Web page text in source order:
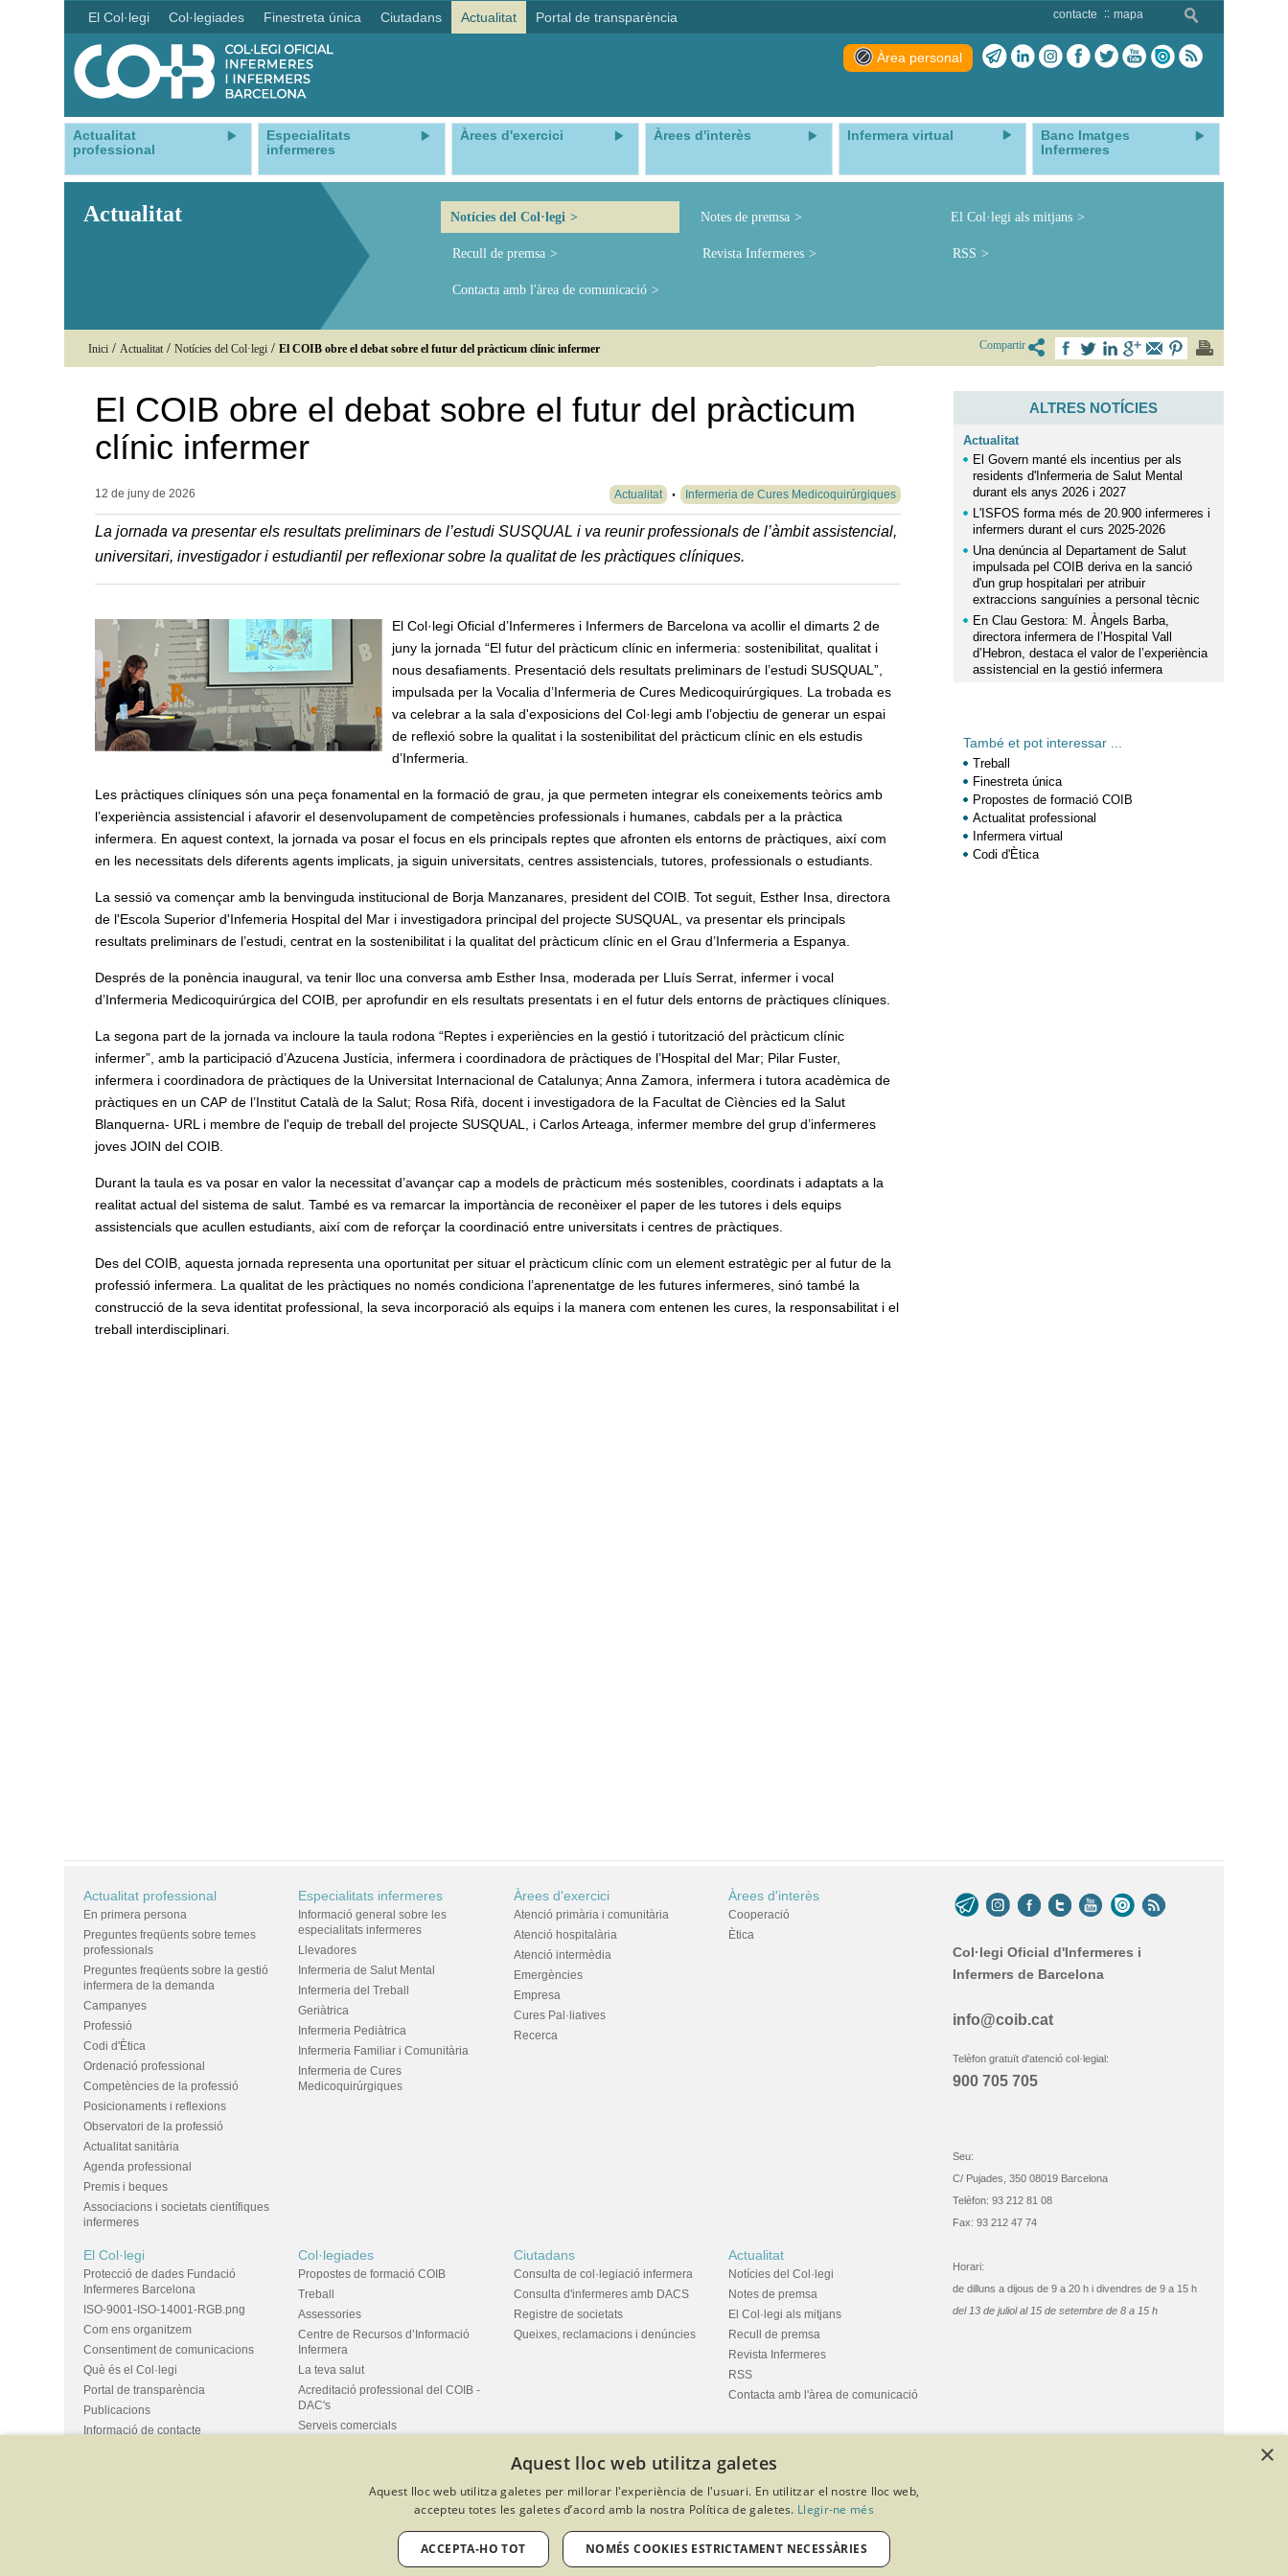
El Col·legi Col·legiades Finestreta única Ciutadans Actualitat Portal de transparència contacte mapa
Àrea personal
Actualitat
professional
Especialitats
infermeres
Àrees d'exercici Àrees d'interès Infermera virtual
Banc Imatges
Infermeres
Actualitat Notícies del Col·legi Notes de premsa El Col·legi als mitjans
Recull de premsa Revista Infermeres RSS
Contacta amb l'àrea de comunicació
Inici / Actualitat / Notícies del Col·legi / El COIB obre el debat sobre el futur del pràcticum clínic infermer Compartir
El COIB obre el debat sobre el futur del pràcticum
clínic infermer
12 de juny de 2026 Actualitat Infermeria de Cures Medicoquirúrgiques
La jornada va presentar els resultats preliminars de l’estudi SUSQUAL i va reunir professionals de l’àmbit assistencial,
universitari, investigador i estudiantil per reflexionar sobre la qualitat de les pràctiques clíniques.
El Col·legi Oficial d’Infermeres i Infermers de Barcelona va acollir el dimarts 2 de
juny la jornada “El futur del pràcticum clínic en infermeria: sostenibilitat, qualitat i
nous desafiaments. Presentació dels resultats preliminars de l’estudi SUSQUAL”,
impulsada per la Vocalia d’Infermeria de Cures Medicoquirúrgiques. La trobada es
va celebrar a la sala d'exposicions del Col·legi amb l’objectiu de generar un espai
de reflexió sobre la qualitat i la sostenibilitat del pràcticum clínic en els estudis
d’Infermeria.
Les pràctiques clíniques són una peça fonamental en la formació de grau, ja que permeten integrar els coneixements teòrics amb
l’experiència assistencial i afavorir el desenvolupament de competències professionals i humanes, cabdals per a la pràctica
infermera. En aquest context, la jornada va posar el focus en els principals reptes que afronten els entorns de pràctiques, així com
en les necessitats dels diferents agents implicats, ja siguin universitats, centres assistencials, tutores, professionals o estudiants.
La sessió va començar amb la benvinguda institucional de Borja Manzanares, president del COIB. Tot seguit, Esther Insa, directora
de l'Escola Superior d'Infemeria Hospital del Mar i investigadora principal del projecte SUSQUAL, va presentar els principals
resultats preliminars de l’estudi, centrat en la sostenibilitat i la qualitat del pràcticum clínic en el Grau d’Infermeria a Espanya.
Després de la ponència inaugural, va tenir lloc una conversa amb Esther Insa, moderada per Lluís Serrat, infermer i vocal
d’Infermeria Medicoquirúrgica del COIB, per aprofundir en els resultats presentats i en el futur dels entorns de pràctiques clíniques.
La segona part de la jornada va incloure la taula rodona “Reptes i experiències en la gestió i tutorització del pràcticum clínic
infermer”, amb la participació d’Azucena Justícia, infermera i coordinadora de pràctiques de l’Hospital del Mar; Pilar Fuster,
infermera i coordinadora de pràctiques de la Universitat Internacional de Catalunya; Anna Zamora, infermera i tutora acadèmica de
pràctiques en un CAP de l’Institut Català de la Salut; Rosa Rifà, docent i investigadora de la Facultat de Cìències ed la Salut
Blanquerna- URL i membre de l'equip de treball del projecte SUSQUAL, i Carlos Arteaga, infermer membre del grup d’infermeres
joves JOIN del COIB.
Durant la taula es va posar en valor la necessitat d’avançar cap a models de pràcticum més sostenibles, coordinats i adaptats a la
realitat actual del sistema de salut. També es va remarcar la importància de reconèixer el paper de les tutores i dels equips
assistencials que acullen estudiants, així com de reforçar la coordinació entre universitats i centres de pràctiques.
Des del COIB, aquesta jornada representa una oportunitat per situar el pràcticum clínic com un element estratègic per al futur de la
professió infermera. La qualitat de les pràctiques no només condiciona l’aprenentatge de les futures infermeres, sinó també la
construcció de la seva identitat professional, la seva incorporació als equips i la manera com entenen les cures, la responsabilitat i el
treball interdisciplinari.
ALTRES NOTÍCIES
Actualitat
El Govern manté els incentius per als
residents d'Infermeria de Salut Mental
durant els anys 2026 i 2027
L'ISFOS forma més de 20.900 infermeres i
infermers durant el curs 2025-2026
Una denúncia al Departament de Salut
impulsada pel COIB deriva en la sanció
d'un grup hospitalari per atribuir
extraccions sanguínies a personal tècnic
En Clau Gestora: M. Àngels Barba,
directora infermera de l’Hospital Vall
d’Hebron, destaca el valor de l’experiència
assistencial en la gestió infermera
També et pot interessar ...
Treball
Finestreta única
Propostes de formació COIB
Actualitat professional
Infermera virtual
Codi d'Ètica
Actualitat professional
En primera persona
Preguntes freqüents sobre temes
professionals
Preguntes freqüents sobre la gestió
infermera de la demanda
Campanyes
Professió
Codi d'Ètica
Ordenació professional
Competències de la professió
Posicionaments i reflexions
Observatori de la professió
Actualitat sanitària
Agenda professional
Premis i beques
Associacions i societats científiques
infermeres
Especialitats infermeres
Informació general sobre les
especialitats infermeres
Llevadores
Infermeria de Salut Mental
Infermeria del Treball
Geriàtrica
Infermeria Pediàtrica
Infermeria Familiar i Comunitària
Infermeria de Cures
Medicoquirúrgiques
Àrees d'exercici
Atenció primària i comunitària
Atenció hospitalària
Atenció intermèdia
Emergències
Empresa
Cures Pal·liatives
Recerca
Àrees d'interès
Cooperació
Ètica
El Col·legi
Protecció de dades Fundació
Infermeres Barcelona
ISO-9001-ISO-14001-RGB.png
Com ens organitzem
Consentiment de comunicacions
Què és el Col·legi
Portal de transparència
Publicacions
Informació de contacte
Col·legiades
Propostes de formació COIB
Treball
Assessories
Centre de Recursos d’Informació
Infermera
La teva salut
Acreditació professional del COIB -
DAC's
Serveis comercials
Ciutadans
Consulta de col·legiació infermera
Consulta d'infermeres amb DACS
Registre de societats
Queixes, reclamacions i denúncies
Actualitat
Notícies del Col·legi
Notes de premsa
El Col·legi als mitjans
Recull de premsa
Revista Infermeres
RSS
Contacta amb l'àrea de comunicació
Col·legi Oficial d'Infermeres i
Infermers de Barcelona
info@coib.cat
Telèfon gratuït d'atenció col·legial:
900 705 705
Seu:
C/ Pujades, 350 08019 Barcelona
Telèfon: 93 212 81 08
Fax: 93 212 47 74
Horari:
de dilluns a dijous de 9 a 20 h i divendres de 9 a 15 h
del 13 de juliol al 15 de setembre de 8 a 15 h
Criteris de privacitat Política de cookies Avís legal Política de protecció de dades
Desenvolupat amb Softeng Portal Builder
×
Aquest lloc web utilitza galetes
Aquest lloc web utilitza galetes per millorar l'experiència de l'usuari. En utilitzar el nostre lloc web,
accepteu totes les galetes d’acord amb la nostra Política de galetes. Llegir-ne més
ACCEPTA-HO TOT NOMÉS COOKIES ESTRICTAMENT NECESSÀRIES